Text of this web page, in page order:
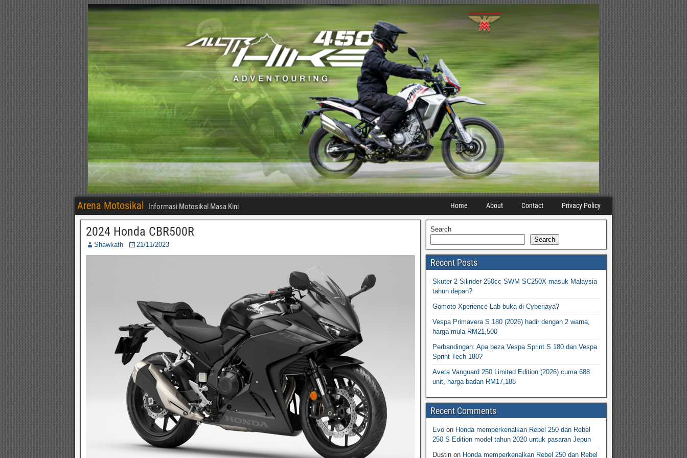
Arena Motosikal Informasi Motosikal Masa Kini Home About Contact Privacy Policy
2024 Honda CBR500R
Shawkath 21/11/2023
Search
Search
Recent Posts
Skuter 2 Silinder 250cc SWM SC250X masuk Malaysia
tahun depan?
Gomoto Xperience Lab buka di Cyberjaya?
Vespa Primavera S 180 (2026) hadir dengan 2 warna,
harga mula RM21,500
Perbandingan: Apa beza Vespa Sprint S 180 dan Vespa
Sprint Tech 180?
Aveta Vanguard 250 Limited Edition (2026) cuma 688
unit, harga badan RM17,188
Recent Comments
Evo on Honda memperkenalkan Rebel 250 dan Rebel
250 S Edition model tahun 2020 untuk pasaran Jepun
Dustin on Honda memperkenalkan Rebel 250 dan Rebel